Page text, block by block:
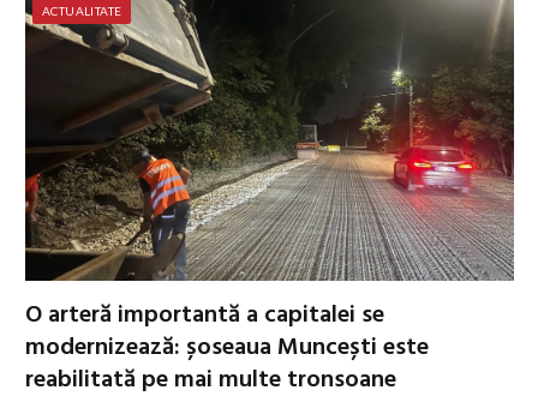
ACTUALITATE
O arteră importantă a capitalei se
modernizează: șoseaua Muncești este
reabilitată pe mai multe tronsoane